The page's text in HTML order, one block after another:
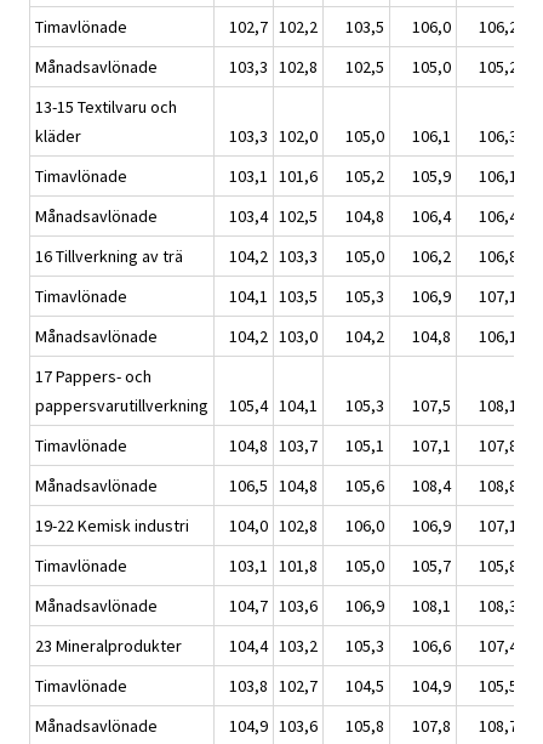
Timavlönade
102,7 102,2 103,5 106,0
106,2
Månadsavlönade
103,3 102,8 102,5 105,0
105,2
13-15 Textilvaru och
kläder
103,3 102,0 105,0 106,1
106,3
Timavlönade
103,1 101,6 105,2 105,9
106,1
Månadsavlönade
103,4 102,5 104,8 106,4
106,4
16 Tillverkning av trä
104,2 103,3 105,0 106,2
106,8
Timavlönade
104,1 103,5 105,3 106,9
107,1
Månadsavlönade
104,2 103,0 104,2 104,8
106,1
17 Pappers- och
pappersvarutillverkning
105,4 104,1 105,3 107,5
108,1
Timavlönade
104,8 103,7 105,1 107,1
107,8
Månadsavlönade
106,5 104,8 105,6 108,4
108,8
19-22 Kemisk industri
104,0 102,8 106,0 106,9
107,1
Timavlönade
103,1 101,8 105,0 105,7
105,8
Månadsavlönade
104,7 103,6 106,9 108,1
108,3
23 Mineralprodukter
104,4 103,2 105,3 106,6
107,4
Timavlönade
103,8 102,7 104,5 104,9
105,5
Månadsavlönade
104,9 103,6 105,8 107,8
108,7